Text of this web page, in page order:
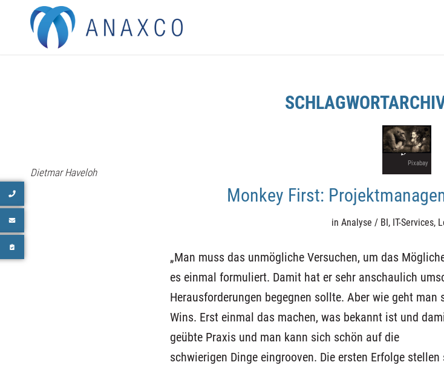
Dietmar Haveloh
Pixabay
Monkey First:
in Analyse / BI, IT-Services,
„Man muss das unmögliche Versuchen, um das M
es einmal formuliert. Damit hat er sehr anschaulich um
Herausforderungen begegnen sollte. Aber wie geht man
Wins. Erst einmal das machen, was bekannt ist und
geübte Praxis und man kann sich schön auf die
schwierigen Dinge eingrooven. Die ersten Erfolge stellen